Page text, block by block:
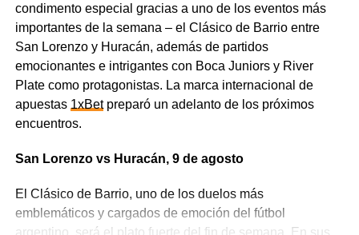
condimento especial gracias a uno de los eventos más
importantes de la semana – el Clásico de Barrio entre
San Lorenzo y Huracán, además de partidos
emocionantes e intrigantes con Boca Juniors y River
Plate como protagonistas. La marca internacional de
apuestas 1xBetpreparó un adelanto de los próximos
encuentros.
San Lorenzo vs Huracán, 9 de agosto
El Clásico de Barrio, uno de los duelos más
emblemáticos y cargados de emoción del fútbol
argentino, será el plato fuerte del fin de semana. En sus